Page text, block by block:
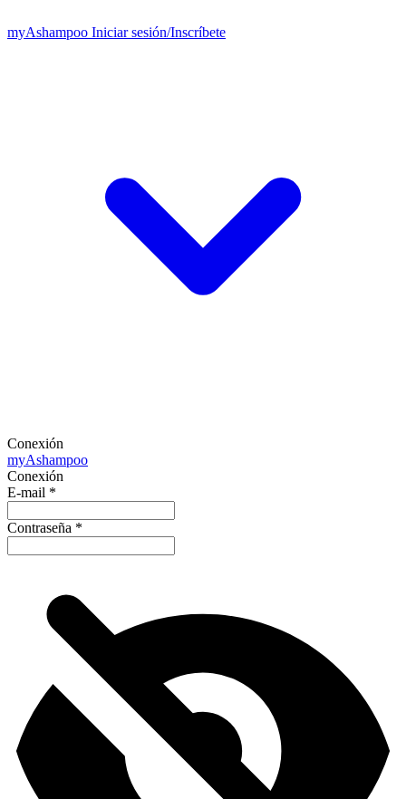
myAshampoo Iniciar sesión/Inscríbete
Conexión
myAshampoo
Conexión
E-mail *
Contraseña *